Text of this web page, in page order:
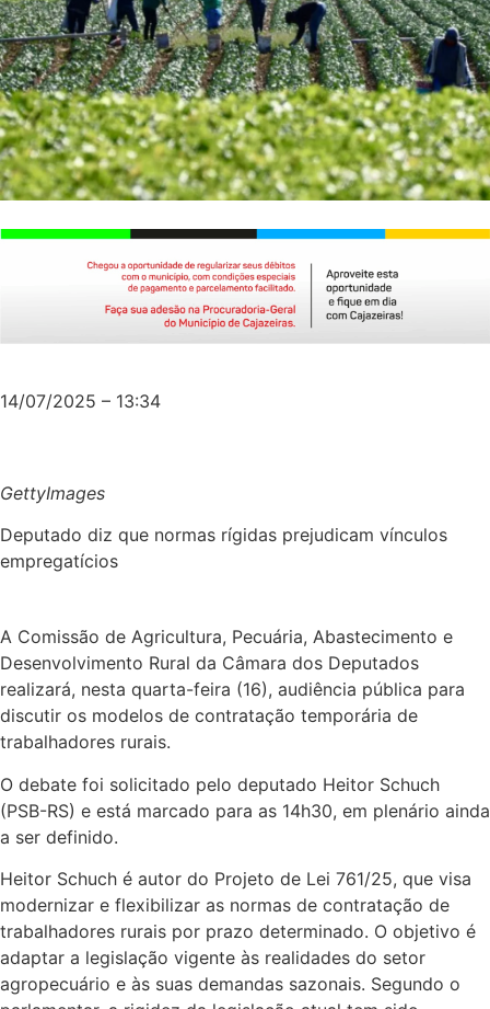
14/07/2025 – 13:34
GettyImages
Deputado diz que normas rígidas prejudicam vínculos
empregatícios
A Comissão de Agricultura, Pecuária, Abastecimento e
Desenvolvimento Rural da Câmara dos Deputados
realizará, nesta quarta-feira (16), audiência pública para
discutir os modelos de contratação temporária de
trabalhadores rurais.
O debate foi solicitado pelo deputado Heitor Schuch
(PSB-RS) e está marcado para as 14h30, em plenário ainda
a ser definido.
Heitor Schuch é autor do Projeto de Lei 761/25, que visa
modernizar e flexibilizar as normas de contratação de
trabalhadores rurais por prazo determinado. O objetivo é
adaptar a legislação vigente às realidades do setor
agropecuário e às suas demandas sazonais. Segundo o